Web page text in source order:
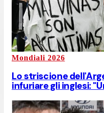
Mondiali 2026
Lo striscione
infuriare gli inglesi: